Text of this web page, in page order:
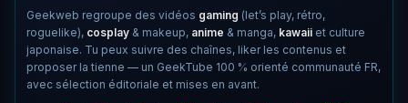
Geekweb regroupe des vidéos gaming (let’s play, rétro,
roguelike), cosplay & makeup, anime & manga, kawaii et culture
japonaise. Tu peux suivre des chaînes, liker les contenus et
proposer la tienne — un GeekTube 100 % orienté communauté FR,
avec sélection éditoriale et mises en avant.